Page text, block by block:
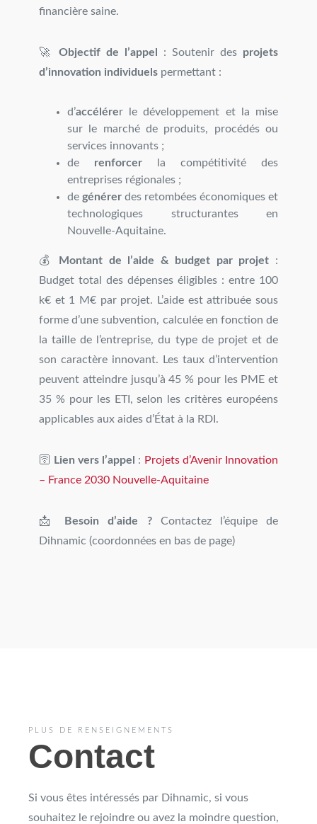
financière saine.
🚀 Objectif de l’appel : Soutenir des projets
d’innovation individuels permettant :
d’accélérer le développement et la mise
sur le marché de produits, procédés ou
services innovants ;
de renforcer la compétitivité des
entreprises régionales ;
de générer des retombées économiques et
technologiques structurantes en
Nouvelle-Aquitaine.
💰 Montant de l’aide & budget par projet :
Budget total des dépenses éligibles : entre 100
k€ et 1 M€ par projet. L’aide est attribuée sous
forme d’une subvention, calculée en fonction de
la taille de l’entreprise, du type de projet et de
son caractère innovant. Les taux d’intervention
peuvent atteindre jusqu’à 45 % pour les PME et
35 % pour les ETI, selon les critères européens
applicables aux aides d’État à la RDI.
🛜 Lien vers l’appel : Projets d’Avenir Innovation
– France 2030 Nouvelle-Aquitaine
📩 Besoin d’aide ?Contactez l’équipe de
Dihnamic (coordonnées en bas de page)
PLUS DE RENSEIGNEMENTS
Contact
Si vous êtes intéressés par Dihnamic, si vous
souhaitez le rejoindre ou avez la moindre question,